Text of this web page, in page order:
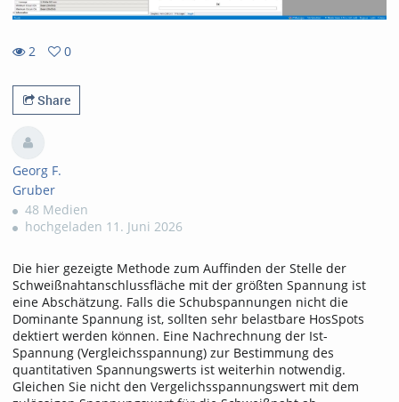
2
views
0
favorites
Share
Georg F.
Gruber
48 Medien
hochgeladen 11. Juni 2026
Die hier gezeigte Methode zum Auffinden der Stelle der
Schweißnahtanschlussfläche mit der größten Spannung ist
eine Abschätzung. Falls die Schubspannungen nicht die
Dominante Spannung ist, sollten sehr belastbare HosSpots
dektiert werden können. Eine Nachrechnung der Ist-
Spannung (Vergleichsspannung) zur Bestimmung des
quantitativen Spannungswerts ist weiterhin notwendig.
Gleichen Sie nicht den Vergelichsspannungswert mit dem